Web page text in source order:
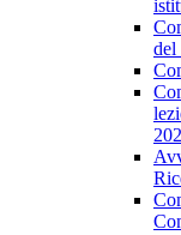
del